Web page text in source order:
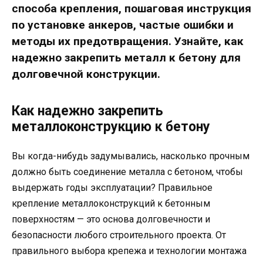
способа крепления, пошаговая инструкция
по установке анкеров, частые ошибки и
методы их предотвращения. Узнайте, как
надежно закрепить металл к бетону для
долговечной конструкции.
Как надежно закрепить
металлоконструкцию к бетону
Вы когда-нибудь задумывались, насколько прочным
должно быть соединение металла с бетоном, чтобы
выдержать годы эксплуатации? Правильное
крепление металлоконструкций к бетонным
поверхностям — это основа долговечности и
безопасности любого строительного проекта. От
правильного выбора крепежа и технологии монтажа